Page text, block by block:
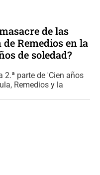
de las
Remedios en la
de soledad?
2.ª parte de 'Cien años
Remedios y la